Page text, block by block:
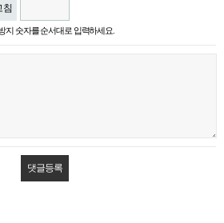
침
지 숫자를 순서대로 입력하세요.